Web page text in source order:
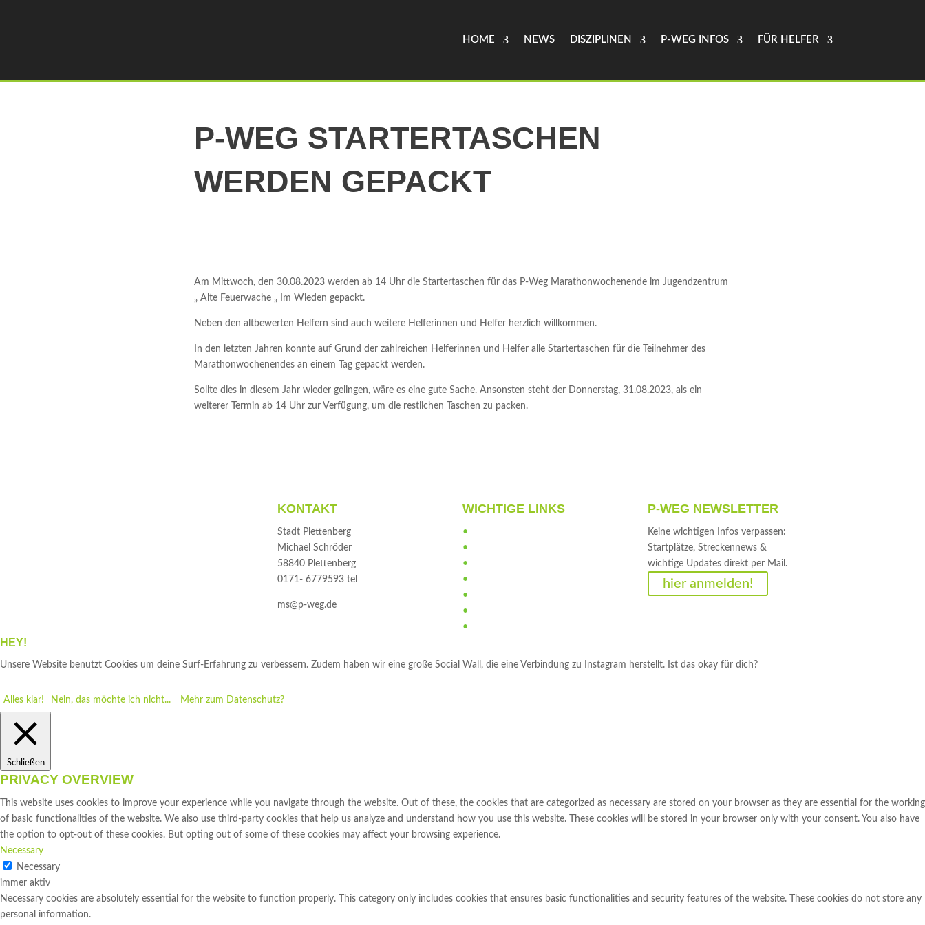
HOME NEWS DISZIPLINEN P-WEG INFOS FÜR HELFER
P-WEG STARTERTASCHEN
WERDEN GEPACKT
Am Mittwoch, den 30.08.2023 werden ab 14 Uhr die Startertaschen für das P-Weg Marathonwochenende im Jugendzentrum
„ Alte Feuerwache „ Im Wieden gepackt.
Neben den altbewerten Helfern sind auch weitere Helferinnen und Helfer herzlich willkommen.
In den letzten Jahren konnte auf Grund der zahlreichen Helferinnen und Helfer alle Startertaschen für die Teilnehmer des
Marathonwochenendes an einem Tag gepackt werden.
Sollte dies in diesem Jahr wieder gelingen, wäre es eine gute Sache. Ansonsten steht der Donnerstag, 31.08.2023, als ein
weiterer Termin ab 14 Uhr zur Verfügung, um die restlichen Taschen zu packen.
KONTAKT
Stadt Plettenberg
Michael Schröder
58840 Plettenberg
0171- 6779593 tel
ms@p-weg.de
WICHTIGE LINKS
•
•
•
•
•
•
•
P-WEG NEWSLETTER
Keine wichtigen Infos verpassen:
Startplätze, Streckennews &
wichtige Updates direkt per Mail.
hier anmelden!
HEY!
Unsere Website benutzt Cookies um deine Surf-Erfahrung zu verbessern. Zudem haben wir eine große Social Wall, die eine Verbindung zu Instagram herstellt. Ist das okay für dich?
Alles klar! Nein, das möchte ich nicht... Mehr zum Datenschutz?
Schließen
PRIVACY OVERVIEW
This website uses cookies to improve your experience while you navigate through the website. Out of these, the cookies that are categorized as necessary are stored on your browser as they are essential for the working
of basic functionalities of the website. We also use third-party cookies that help us analyze and understand how you use this website. These cookies will be stored in your browser only with your consent. You also have
the option to opt-out of these cookies. But opting out of some of these cookies may affect your browsing experience.
Necessary
Necessary
immer aktiv
Necessary cookies are absolutely essential for the website to function properly. This category only includes cookies that ensures basic functionalities and security features of the website. These cookies do not store any
personal information.